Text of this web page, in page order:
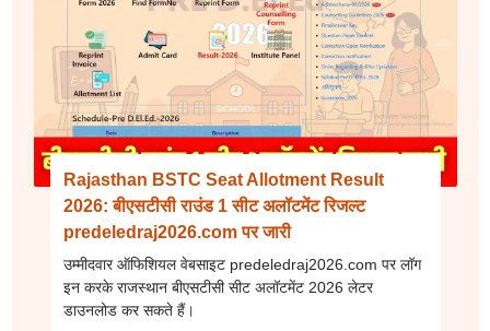
Rajasthan BSTC Seat Allotment Result
2026: बीएसटीसी राउंड 1 सीट अलॉटमेंट रिजल्ट
predeledraj2026.com पर जारी
उम्मीदवार ऑफिशियल वेबसाइट predeledraj2026.com पर लॉग
इन करके राजस्थान बीएसटीसी सीट अलॉटमेंट 2026 लेटर
डाउनलोड कर सकते हैं।